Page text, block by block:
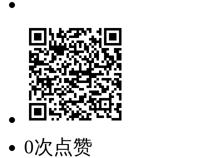
0次点赞